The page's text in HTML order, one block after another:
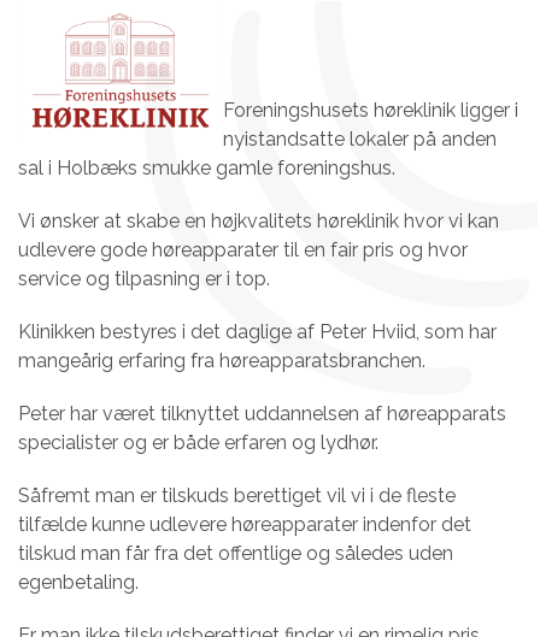
Foreningshusets høreklinik ligger i
nyistandsatte lokaler på anden
sal i Holbæks smukke gamle foreningshus.
Vi ønsker at skabe en højkvalitets høreklinik hvor vi kan
udlevere gode høreapparater til en fair pris og hvor
service og tilpasning er i top.
Klinikken bestyres i det daglige af Peter Hviid, som har
mangeårig erfaring fra høreapparatsbranchen.
Peter har været tilknyttet uddannelsen af høreapparats
specialister og er både erfaren og lydhør.
Såfremt man er tilskuds berettiget vil vi i de fleste
tilfælde kunne udlevere høreapparater indenfor det
tilskud man får fra det offentlige og således uden
egenbetaling.